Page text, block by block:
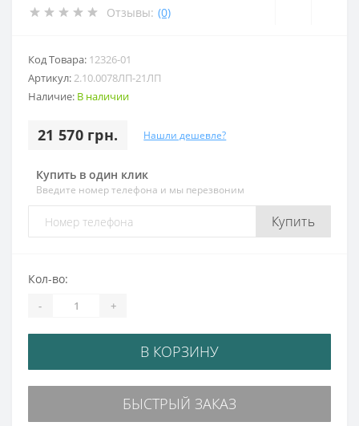
Отзывы: (0)
Код Товара: 12326-01
Артикул:2.10.0078ЛП-21ЛП
Наличие: В наличии
21 570 грн. Нашли дешевле?
Купить в один клик
Введите номер телефона и мы перезвоним
Купить
Кол-во:
- +
В КОРЗИНУ
БЫСТРЫЙ ЗАКАЗ